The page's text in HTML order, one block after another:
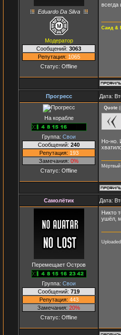
Eduardo Da Silva
Модератор
Сообщений: 3063
Репутация: 1065
Статус: Offline
Саид &
Прогресс Дата:
На корабле
Группа: Свои
Сообщений: 240
Репутация: 193
Замечания: 0%
Статус: Offline
Quote (
Но-но.
Мёртвый
Самолётик Дата:
Перемещает Остров
Группа: Свои
Сообщений: 719
Репутация: 443
Замечания: 20%
Статус: Offline
Никто
ушёл,